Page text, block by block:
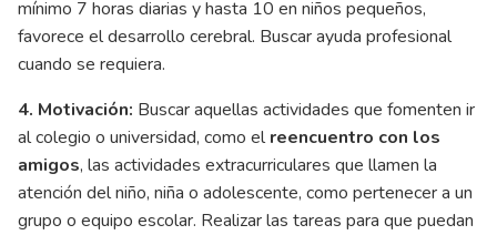
mínimo 7 horas diarias y hasta 10 en niños pequeños,
favorece el desarrollo cerebral. Buscar ayuda profesional
cuando se requiera.
4. Motivación: Buscar aquellas actividades que fomenten ir
al colegio o universidad, como elreencuentro con los
amigos, las actividades extracurriculares que llamen la
atención del niño, niña o adolescente, como pertenecer a un
grupo o equipo escolar. Realizar las tareas para que puedan